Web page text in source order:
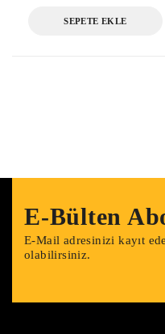
SEPETE EKLE
E-Bülten
E-Mail adresinizi kayıt
olabilirsiniz.